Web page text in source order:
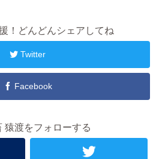
！どんどんシェアしてね
Twitter
Facebook
猿渡をフォローする